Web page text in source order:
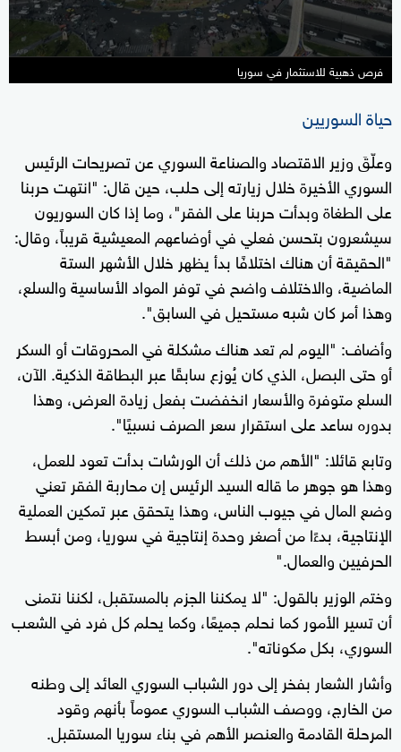
فرص ذهبية للاستثمار في سوريا
حياة السوريين
وعلّقَ وزير الاقتصاد والصناعة السوري عن تصريحات الرئيس
السوري الأخيرة خلال زيارته إلى حلب، حين قال: "انتهت حربنا
على الطغاة وبدأت حربنا على الفقر"، وما إذا كان السوريون
سيشعرون بتحسن فعلي في أوضاعهم المعيشية قريباً، وقال:
"الحقيقة أن هناك اختلافًا بدأ يظهر خلال الأشهر الستة
الماضية، والاختلاف واضح في توفر المواد الأساسية والسلع،
وهذا أمر كان شبه مستحيل في السابق".
وأضاف: "اليوم لم تعد هناك مشكلة في المحروقات أو السكر
أو حتى البصل، الذي كان يُوزع سابقًا عبر البطاقة الذكية. الآن،
السلع متوفرة والأسعار انخفضت بفعل زيادة العرض، وهذا
بدوره ساعد على استقرار سعر الصرف نسبيًا".
وتابع قائلا: "الأهم من ذلك أن الورشات بدأت تعود للعمل،
وهذا هو جوهر ما قاله السيد الرئيس إن محاربة الفقر تعني
وضع المال في جيوب الناس، وهذا يتحقق عبر تمكين العملية
الإنتاجية، بدءًا من أصغر وحدة إنتاجية في سوريا، ومن أبسط
الحرفيين والعمال."
وختم الوزير بالقول: "لا يمكننا الجزم بالمستقبل، لكننا نتمنى
أن تسير الأمور كما نحلم جميعًا، وكما يحلم كل فرد في الشعب
السوري، بكل مكوناته".
وأشار الشعار بفخر إلى دور الشباب السوري العائد إلى وطنه
من الخارج، ووصف الشباب السوري عموماً بأنهم وقود
المرحلة القادمة والعنصر الأهم في بناء سوريا المستقبل.